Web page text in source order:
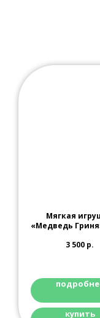
Мягкая
«Медведь
3 500 р.
купить